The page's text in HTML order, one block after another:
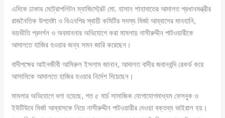
এদিকে ঢাকার মেট্রোপলিটন ম্যাজিস্ট্রেট মো. হাসান শাহাদাতের আদালত প্রধানমন্ত্রীর
রাজনৈতিক উপদেষ্টা ও বিএনপির স্থায়ী কমিটির সদস্য মির্জা আব্বাসের মানহানি,
ভয়ভীতি প্রদর্শন ও অবমাননার অভিযোগে করা মামলায় নাসীরুদ্দীন পাটওয়ারীকে
আদালতে হাজির হওয়ার জন্য সমন জারি করেছেন।
বাদীপক্ষের আইনজীবী আমিরুল ইসলাম জানান, আদালত বাদীর জবানবন্দি রেকর্ড করে
আসামিকে আদালতে হাজির হওয়ার নির্দেশ দিয়েছেন।
মামলার অভিযোগে বলা হয়েছে, গত ৫ মার্চ সামাজিক যোগাযোগমাধ্যম ফেসবুক ও
ইউটিউবে মির্জা আব্বাসকে নিয়ে নাসীরুদ্দীন পাটওয়ারীর দেওয়া বক্তব্য ভাইরাল হয়।